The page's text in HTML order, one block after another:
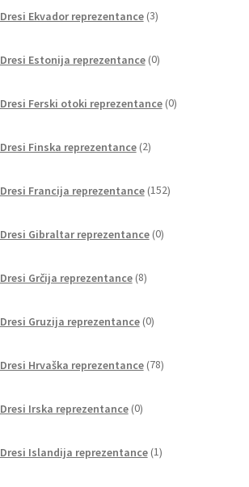
Dresi Ekvador reprezentance 3izdelki
Dresi Estonija reprezentance 0izdelkov
Dresi Ferski otoki reprezentance 0izdelkov
Dresi Finska reprezentance 2izdelka
Dresi Francija reprezentance 152izdelkov
Dresi Gibraltar reprezentance 0izdelkov
Dresi Grčija reprezentance 8izdelkov
Dresi Gruzija reprezentance 0izdelkov
Dresi Hrvaška reprezentance 78izdelkov
Dresi Irska reprezentance 0izdelkov
Dresi Islandija reprezentance 1izdelek